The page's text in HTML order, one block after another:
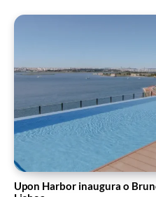
Upon Harbor inaugura o